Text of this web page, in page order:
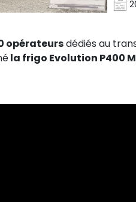
opérateursdédiés au
la frigo Evolution P400